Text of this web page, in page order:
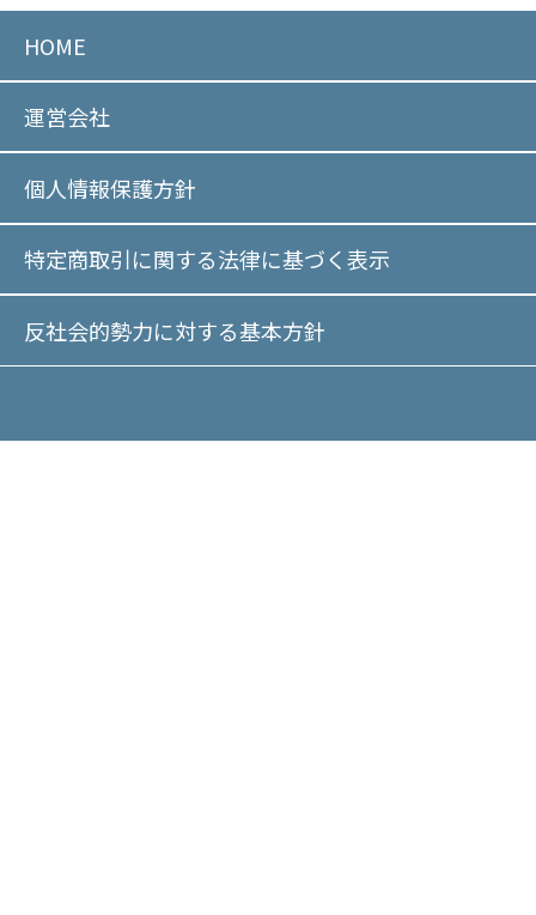
HOME
運営会社
個人情報保護方針
特定商取引に関する法律に基づく表示
反社会的勢力に対する基本方針